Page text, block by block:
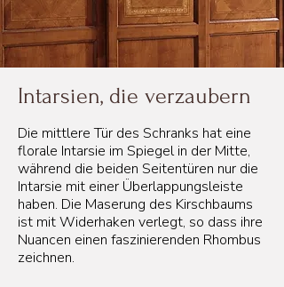
Intarsien, die verzaubern
Die mittlere Tür des Schranks hat eine
florale Intarsie im Spiegel in der Mitte,
während die beiden Seitentüren nur die
Intarsie mit einer Überlappungsleiste
haben. Die Maserung des Kirschbaums
ist mit Widerhaken verlegt, so dass ihre
Nuancen einen faszinierenden Rhombus
zeichnen.